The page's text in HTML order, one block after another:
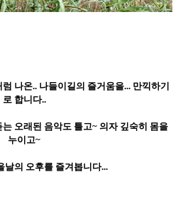
나온.. 나들이길의 즐거움을... 만끽하기
로 합니다..
오래된 음악도 틀고~ 의자 깊숙히 몸을
누이고~
날의 오후를 즐겨봅니다...